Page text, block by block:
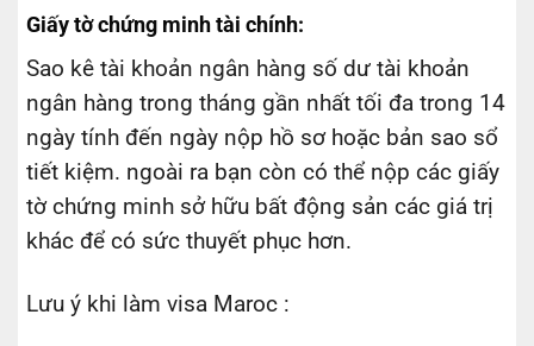
Giấy tờ chứng minh tài chính:
Sao kê tài khoản ngân hàng số dư tài khoản
ngân hàng trong tháng gần nhất tối đa trong 14
ngày tính đến ngày nộp hồ sơ hoặc bản sao sổ
tiết kiệm. ngoài ra bạn còn có thể nộp các giấy
tờ chứng minh sở hữu bất động sản các giá trị
khác để có sức thuyết phục hơn.
Lưu ý khi làm visa Maroc :